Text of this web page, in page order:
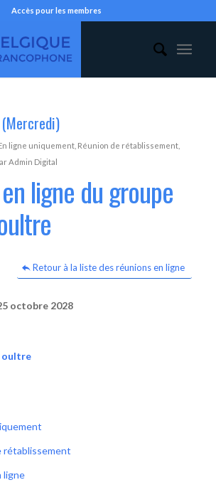
Accès pour les membres
ligne uniquement, Réunion de rétablissement,
Admin Digital
ligne du groupe
Retour à la liste des réunions en ligne
octobre 2028
oultre
rétablissement
ligne